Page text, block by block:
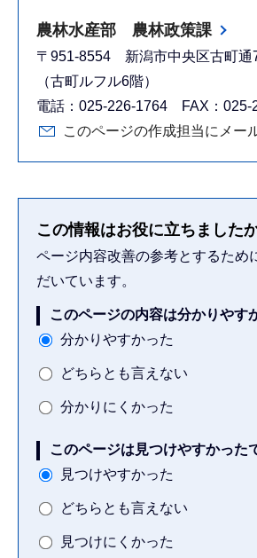
農林水産部 農林政策課
〒951-8554 新潟市中央区古町通
（古町ルフル6階）
電話：025-226-1764 FAX：025-
このページの作成担当にメー
この情報はお役に立ちました
ページ内容改善の参考とするため
だいています。
このページの内容は分かりやす
分かりやすかった
どちらとも言えない
分かりにくかった
このページは見つけやすかった
見つけやすかった
どちらとも言えない
見つけにくかった